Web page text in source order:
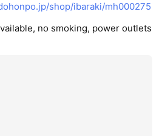
shop/ibaraki/mh000275
no smoking, power outlets